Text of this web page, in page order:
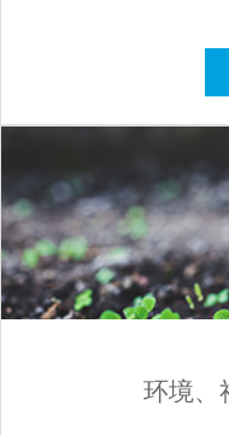
环境、